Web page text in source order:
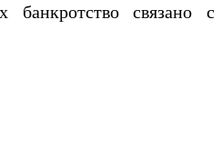
связано с